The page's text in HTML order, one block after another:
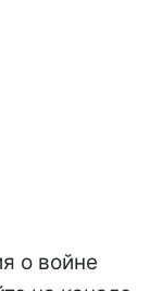
о войне